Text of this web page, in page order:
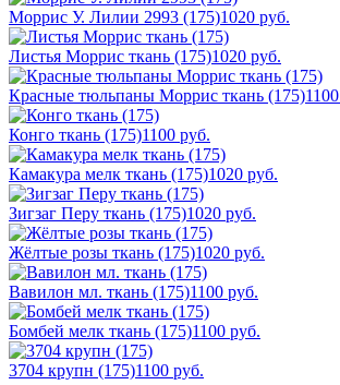
Моррис У. Лилии 2993 (175)1020 руб.
Листья Моррис ткань (175)1020 руб.
Красные тюльпаны Моррис ткань (175)1100
Конго ткань (175)1100 руб.
Камакура мелк ткань (175)1020 руб.
Зигзаг Перу ткань (175)1020 руб.
Жёлтые розы ткань (175)1020 руб.
Вавилон мл. ткань (175)1100 руб.
Бомбей мелк ткань (175)1100 руб.
3704 крупн (175)1100 руб.